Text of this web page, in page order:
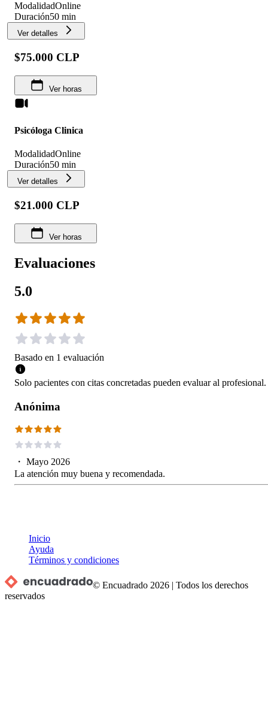
ModalidadOnline
Duración50 min
Ver detalles
$75.000 CLP
Ver horas
Psicóloga Clinica
ModalidadOnline
Duración50 min
Ver detalles
$21.000 CLP
Ver horas
Evaluaciones
5.0
Basado en 1 evaluación
Solo pacientes con citas concretadas pueden evaluar al profesional.
Anónima
・ Mayo 2026
La atención muy buena y recomendada.
Inicio
Ayuda
Términos y condiciones
© Encuadrado 2026 |Todos los derechos
reservados